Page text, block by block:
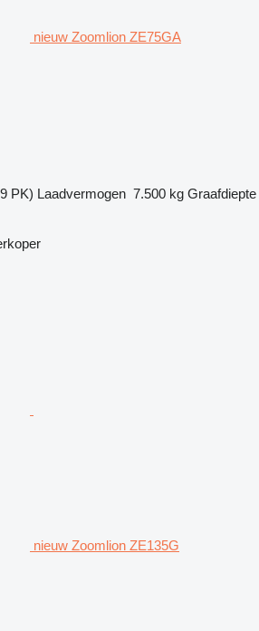
nieuw Zoomlion ZE75GA
PK) Laadvermogen 7.500 kg Graafdiepte
nieuw Zoomlion ZE135G